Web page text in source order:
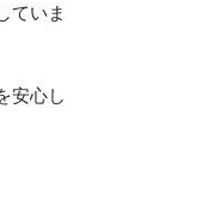
ていま
安心し